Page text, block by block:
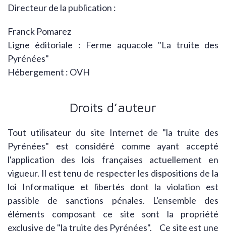
Directeur de la publication :
Franck Pomarez
Ligne éditoriale : Ferme aquacole "La truite des
Pyrénées"
Hébergement : OVH
Droits d’auteur
Tout utilisateur du site Internet de "la truite des
Pyrénées" est considéré comme ayant accepté
l'application des lois françaises actuellement en
vigueur. Il est tenu de respecter les dispositions de la
loi Informatique et libertés dont la violation est
passible de sanctions pénales. L'ensemble des
éléments composant ce site sont la propriété
exclusive de "la truite des Pyrénées". Ce site est une